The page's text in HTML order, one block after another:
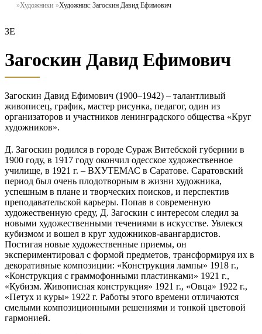
Художники Художник: Загоскин Давид Ефимович
ЗЕ
Загоскин Давид Ефимович
Загоскин Давид Ефимович (1900–1942) – талантливый
живописец, график, мастер рисунка, педагог, один из
организаторов и участников ленинградского общества «Круг
художников».
Д. Загоскин родился в городе Сураж Витебской губернии в
1900 году, в 1917 году окончил одесское художественное
училище, в 1921 г. – ВХУТЕМАС в Саратове. Саратовский
период был очень плодотворным в жизни художника,
успешным в плане и творческих поисков, и перспектив
преподавательской карьеры. Попав в современную
художественную среду, Д. Загоскин с интересом следил за
новыми художественными течениями в искусстве. Увлекся
кубизмом и вошел в круг художников-авангардистов.
Постигая новые художественные приемы, он
экспериментировал с формой предметов, трансформируя их в
декоративные композиции: «Конструкция лампы» 1918 г.,
«Конструкция с граммофонными пластинками» 1921 г.,
«Кубизм. Живописная конструкция» 1921 г., «Овца» 1922 г.,
«Петух и куры» 1922 г. Работы этого времени отличаются
смелыми композиционными решениями и тонкой цветовой
гармонией.